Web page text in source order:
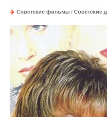
Советские фильмы / Советские